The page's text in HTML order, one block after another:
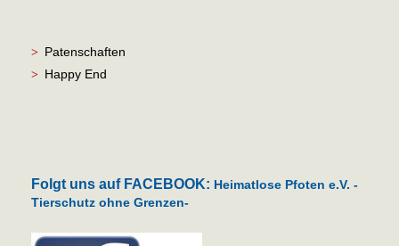
> Patenschaften
> Happy End
Folgt uns auf FACEBOOK: Heimatlose Pfoten e.V. -
Tierschutz ohne Grenzen-